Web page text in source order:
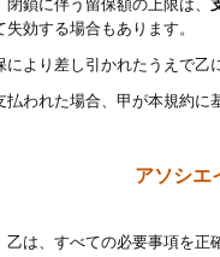
効する場合もあります。
より差し引かれたうえで
われた場合、甲が本規約
アソシエ
は、すべての必要事項を